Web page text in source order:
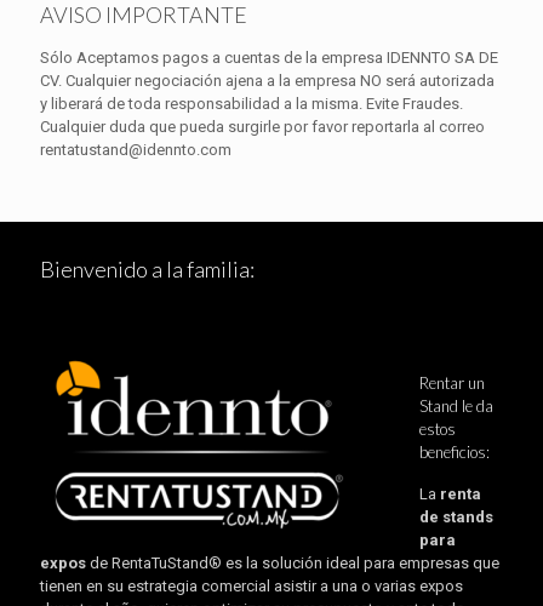
AVISO IMPORTANTE
Sólo Aceptamos pagos a cuentas de la empresa IDENNTO SA DE
CV. Cualquier negociación ajena a la empresa NO será autorizada
y liberará de toda responsabilidad a la misma. Evite Fraudes.
Cualquier duda que pueda surgirle por favor reportarla al correo
rentatustand@idennto.com
Bienvenido a la familia:
Rentar un
Stand le da
estos
beneficios:
La renta
de stands
para
expos de RentaTuStand® es la solución ideal para empresas que
tienen en su estrategia comercial asistir a una o varias expos